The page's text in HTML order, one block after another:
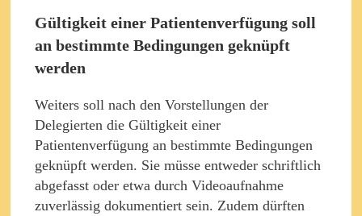
Gültigkeit einer Patientenverfügung soll
an bestimmte Bedingungen geknüpft
werden
Weiters soll nach den Vorstellungen der
Delegierten die Gültigkeit einer
Patientenverfügung an bestimmte Bedingungen
geknüpft werden. Sie müsse entweder schriftlich
abgefasst oder etwa durch Videoaufnahme
zuverlässig dokumentiert sein. Zudem dürften